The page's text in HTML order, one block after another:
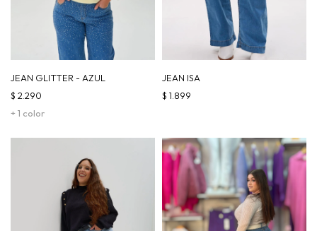
JEAN GLITTER - AZUL
+ 1 color
$ 2.290
JEAN ISA
$ 1.899